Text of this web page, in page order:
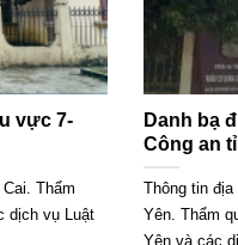
vực 7-
Thẩm
dịch vụ Luật
Danh bạ
Công an
Thông tin
Yên. Thẩm
Yên và các